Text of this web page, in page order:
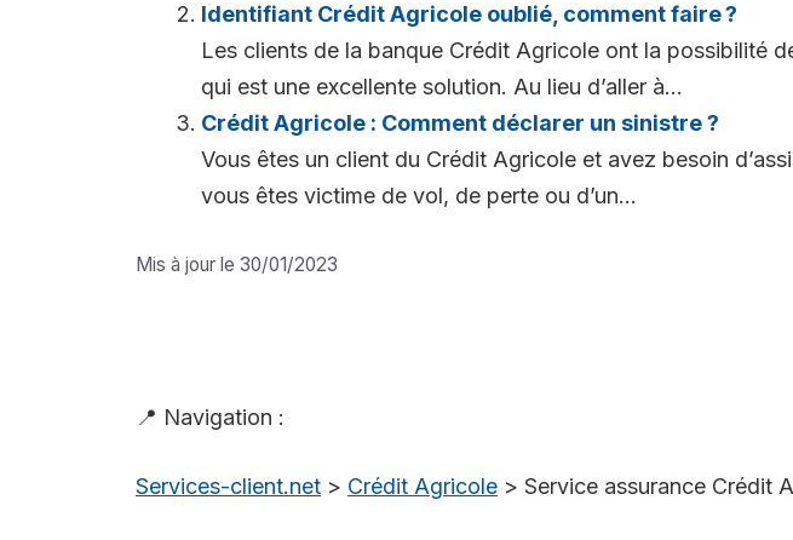
Identifiant Crédit Agricole oublié, comment faire ?
Les clients de la banque Crédit Agricole ont la possibilité
qui est une excellente solution. Au lieu d’aller à...
Crédit Agricole : Comment déclarer un sinistre ?
Vous êtes un client du Crédit Agricole et avez besoin
vous êtes victime de vol, de perte ou d’un...
Mis à jour le 30/01/2023
📍 Navigation :
Services-client.net > Crédit Agricole > Service assurance Crédit